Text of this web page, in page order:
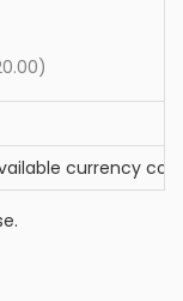
)
currency